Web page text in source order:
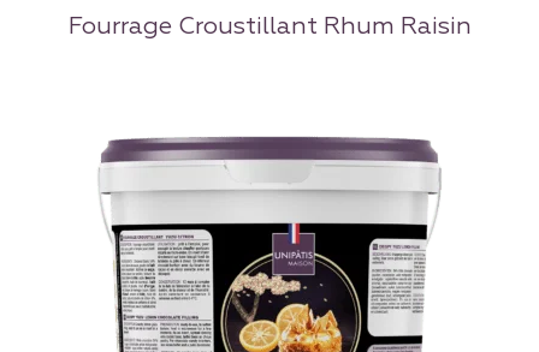
Fourrage Croustillant Rhum Raisin